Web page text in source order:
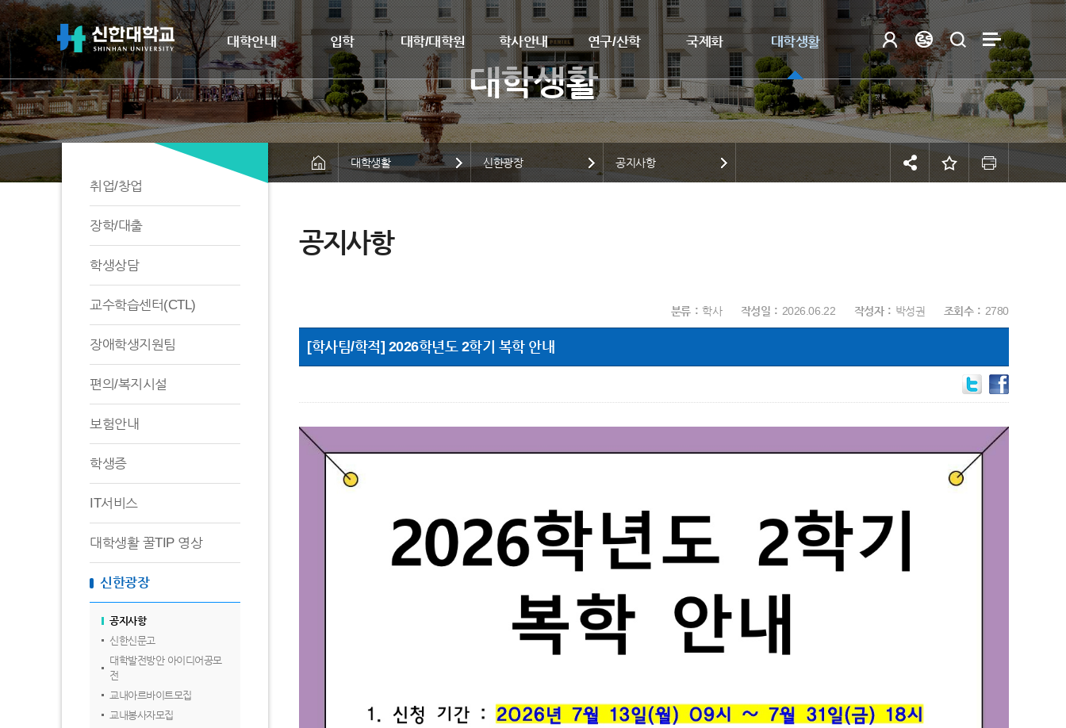
대학안내 입학 대학/대학원 학사안내 연구/산학 국제화 대학생활
취업/창업
장학/대출
학생상담
교수학습센터(CTL)
장애학생지원팀
편의/복지시설
보험안내
학생증
IT서비스
대학생활 꿀TIP 영상
신한광장
공지사항
신한신문고
대학발전방안 아이디어공모
전
교내아르바이트모집
교내봉사자모집
대학생활 신한광장 공지사항
공지사항
분류 학사 작성일 2026.06.22 작성자 박성권 조회수 2780
[학사팀/학적] 2026학년도 2학기 복학 안내